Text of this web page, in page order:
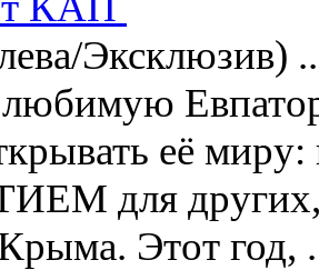
Эксклюзив)
любимую
её
для других,
. Этот год,